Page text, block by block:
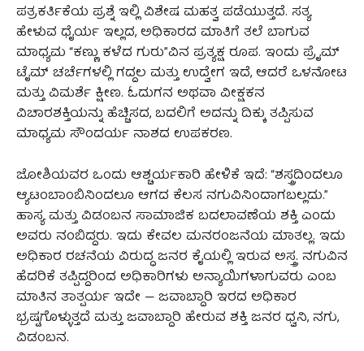
ಪತ್ರಕರ್ತಿಕೆಯ ಪ್ರಶ್ನೆ ಇಲ್ಲಿ ವಿಶೇಷ ಮಹತ್ವ ಪಡೆಯುತ್ತದೆ. ಸತ್ಯ
ಹೇಳುವ ಧೈರ್ಯ ಇಲ್ಲದ, ಅಧಿಕಾರದ ಮಾತಿಗೆ ತಲೆ ಬಾಗುವ
ಮಾಧ್ಯಮ “ಕಣ್ಣು ಕಳೆದ ಗುರು”ವಿನ ಪ್ರತ್ಯಕ್ಷ ರೂಪ. ಇಂದು ಪ್ರೈಮ್
ಟೈಮ್ ಚರ್ಚೆಗಳಲ್ಲಿ ಗದ್ದಲ ಮತ್ತು ಉದ್ವೇಗ ಇದೆ, ಆದರೆ ಒಳನೋಟ
ಮತ್ತು ವಿಮರ್ಶೆ ಕ್ಷೀಣ. ಓದುಗನ ಅಥವಾ ವೀಕ್ಷಕನ
ವಿಚಾರಶಕ್ತಿಯನ್ನು ಹೆಚ್ಚಿಸದ, ಬದಲಿಗೆ ಅದನ್ನು ದಿಕ್ಕು ತಪ್ಪಿಸುವ
ಮಾಧ್ಯಮ ಸೌಂದರ್ಯ ನಾಶದ ಉಪಕರಣ.
ಜೋಶಿಯವರ ಒಂದು ಆಶ್ಚರ್ಯಕಾರಿ ಹೇಳಿಕೆ ಇದೆ: “ಶಸ್ತ್ರದಿಂದಲೂ
ಆ್ಯಟಂಬಾಂಬಿನಿಂದಲೂ ಆಗದ ಕೆಲಸ ನಗುವಿನಿಂದಾಗಬಲ್ಲದು.”
ಹಾಸ್ಯ ಮತ್ತು ವಿಡಂಬನ ಸಾಮಾಜಿಕ ಬದಲಾವಣೆಯ ಶಕ್ತಿ ಎಂದು
ಅವರು ನಂಬಿದ್ದರು. ಇದು ಕೇವಲ ಮನರಂಜನೆಯ ಮಾತಲ್ಲ. ಇದು
ಅಧಿಕಾರ ರಚನೆಯ ವಿರುದ್ಧ ಜನರ ಕೈಯಲ್ಲಿ ಇರುವ ಅಸ್ತ್ರ. ನಗುವಿನ
ಹೆದರಿಕೆ ತಪ್ಪಿದ್ದರಿಂದ ಅಧಿಕಾರಿಗಳು ಅನ್ಯಾಯಿಗಳಾಗುವರು ಎಂಬ
ಮಾತಿನ ತಾತ್ಪರ್ಯ ಇದೇ — ಜವಾಬ್ದಾರಿ ಇರದ ಅಧಿಕಾರ
ಭ್ರಷ್ಟಗೊಳ್ಳುತ್ತದೆ ಮತ್ತು ಜವಾಬ್ದಾರಿ ಹೇರುವ ಶಕ್ತಿ ಜನರ ಧ್ವನಿ, ನಗು,
ವಿಡಂಬನ.